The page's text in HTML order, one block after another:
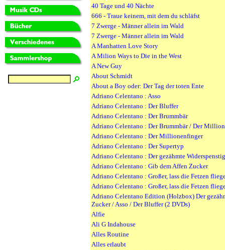
40 Tage und 40 Nächte
666 - Traue keinem, mit dem du schläfst
7 Zwerge - Männer allein im Wald
7 Zwerge - Männer allein im Wald
A Manhatten Love Story
A Milion Ways to Die in the West
A New Guy
About Schmidt
About a Boy oder: Der Tag der toten Ente
Adriano Celentano : Asso
Adriano Celentano : Der Bluffer
Adriano Celentano : Der Brummbär
Adriano Celentano : Der Brummbär / Der
Adriano Celentano : Der Millionenfinger
Adriano Celentano : Der Supertyp
Adriano Celentano : Der gezähmte
Adriano Celentano : Gib dem Affen Zucker
Adriano Celentano : Großer, lass die Fetzen
Adriano Celentano : Großer, lass die Fetzen
Adriano Celentano Edition (Holzbox) Der
Zucker / Asso / Der Bluffer (2 DVDs)
Alfie
Ali G Indahouse
Alles Routine
Alles erlaubt